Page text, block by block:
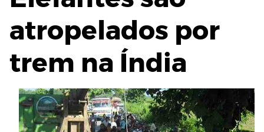
atropelados por
trem na Índia